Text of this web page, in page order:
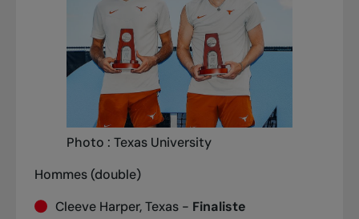
Photo : Texas University
Hommes (double)
Cleeve Harper, Texas - Finaliste